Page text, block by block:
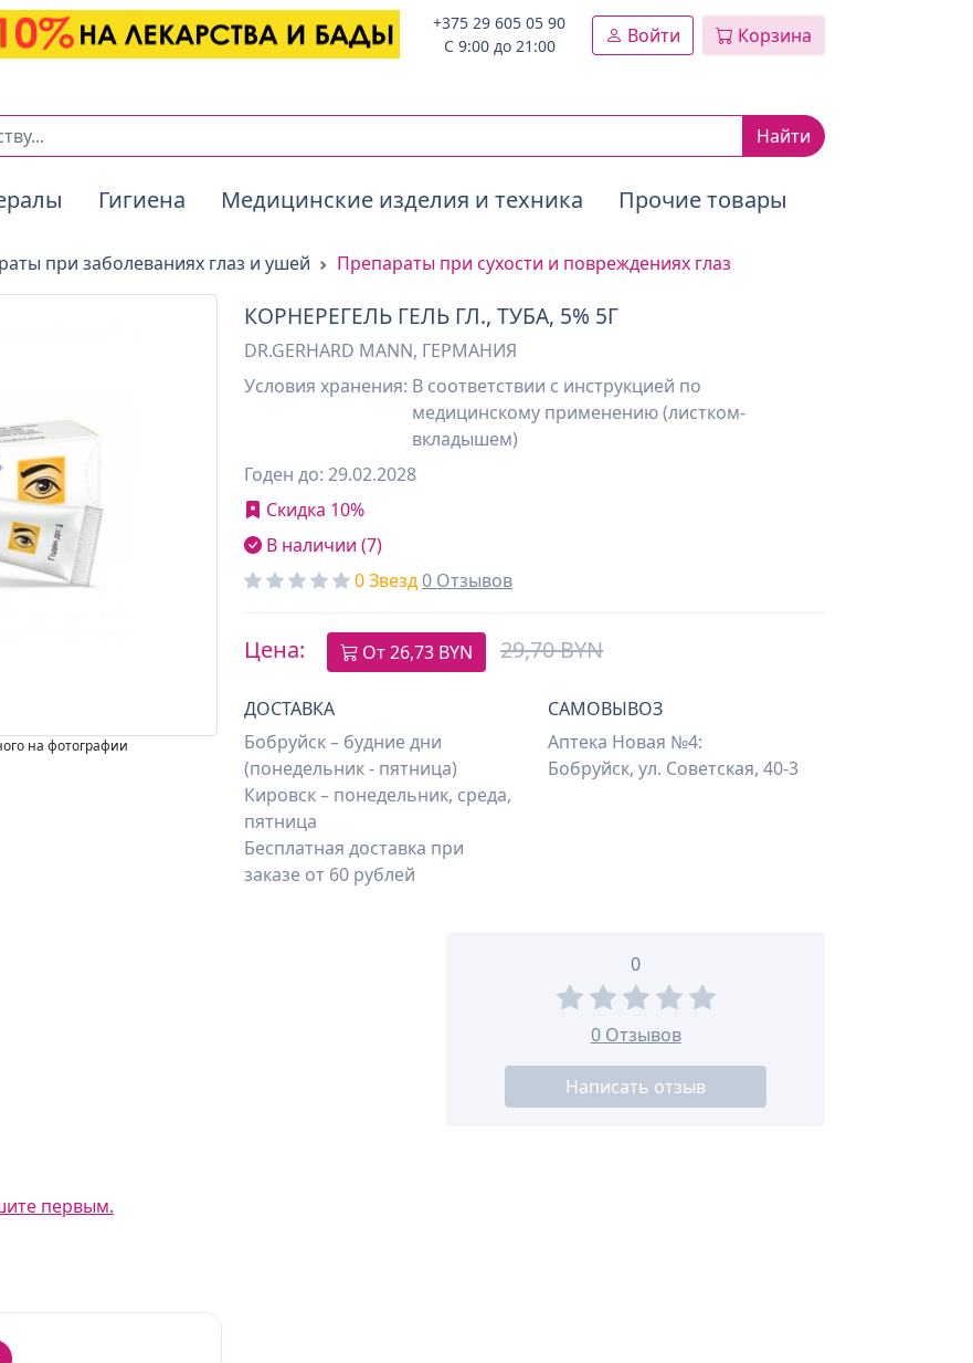
+375 29 605 05 90
C 9:00 до 21:00
Войти Корзина
Найти
Гигиена Медицинские изделия и техника Прочие товары
при заболеваниях глаз и ушей Препараты при сухости и повреждениях глаз
на фотографии
КОРНЕРЕГЕЛЬ ГЕЛЬ ГЛ., ТУБА, 5% 5Г
DR.GERHARD MANN, ГЕРМАНИЯ
Условия хранения: В соответствии с инструкцией по
медицинскому применению (листком-
вкладышем)
Годен до: 29.02.2028
Скидка 10%
В наличии (7)
0 Звезд0 Отзывов
Цена: От26,73 BYN 29,70 BYN
ДОСТАВКА
Бобруйск – будние дни
(понедельник - пятница)
Кировск – понедельник, среда,
пятница
Бесплатная доставка при
заказе от 60 рублей
САМОВЫВОЗ
Аптека Новая №4:
Бобруйск, ул. Советская, 40-3
0
0 Отзывов
Написать отзыв
первым.